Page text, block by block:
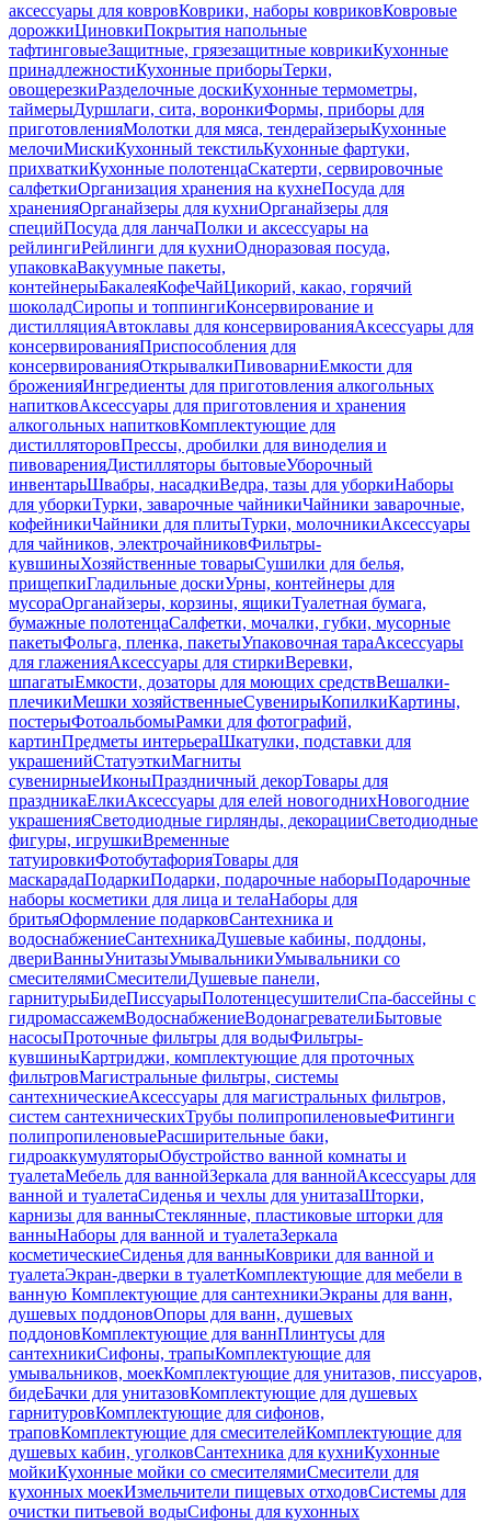
аксессуары для ковровКоврики, наборы ковриковКовровые
дорожкиЦиновкиПокрытия напольные
тафтинговыеЗащитные, грязезащитные коврикиКухонные
принадлежностиКухонные приборыТерки,
овощерезкиРазделочные доскиКухонные термометры,
таймерыДуршлаги, сита, воронкиФормы, приборы для
приготовленияМолотки для мяса, тендерайзерыКухонные
мелочиМискиКухонный текстильКухонные фартуки,
прихваткиКухонные полотенцаСкатерти, сервировочные
салфеткиОрганизация хранения на кухнеПосуда для
храненияОрганайзеры для кухниОрганайзеры для
специйПосуда для ланчаПолки и аксессуары на
рейлингиРейлинги для кухниОдноразовая посуда,
упаковкаВакуумные пакеты,
контейнерыБакалеяКофеЧайЦикорий, какао, горячий
шоколадСиропы и топпингиКонсервирование и
дистилляцияАвтоклавы для консервированияАксессуары для
консервированияПриспособления для
консервированияОткрывалкиПивоварниЕмкости для
броженияИнгредиенты для приготовления алкогольных
напитковАксессуары для приготовления и хранения
алкогольных напитковКомплектующие для
дистилляторовПрессы, дробилки для виноделия и
пивоваренияДистилляторы бытовыеУборочный
инвентарьШвабры, насадкиВедра, тазы для уборкиНаборы
для уборкиТурки, заварочные чайникиЧайники заварочные,
кофейникиЧайники для плитыТурки, молочникиАксессуары
для чайников, электрочайниковФильтры-
кувшиныХозяйственные товарыСушилки для белья,
прищепкиГладильные доскиУрны, контейнеры для
мусораОрганайзеры, корзины, ящикиТуалетная бумага,
бумажные полотенцаСалфетки, мочалки, губки, мусорные
пакетыФольга, пленка, пакетыУпаковочная тараАксессуары
для глаженияАксессуары для стиркиВеревки,
шпагатыЕмкости, дозаторы для моющих средствВешалки-
плечикиМешки хозяйственныеСувенирыКопилкиКартины,
постерыФотоальбомыРамки для фотографий,
картинПредметы интерьераШкатулки, подставки для
украшенийСтатуэткиМагниты
сувенирныеИконыПраздничный декорТовары для
праздникаЕлкиАксессуары для елей новогоднихНовогодние
украшенияСветодиодные гирлянды, декорацииСветодиодные
фигуры, игрушкиВременные
татуировкиФотобутафорияТовары для
маскарадаПодаркиПодарки, подарочные наборыПодарочные
наборы косметики для лица и телаНаборы для
бритьяОформление подарковСантехника и
водоснабжениеСантехникаДушевые кабины, поддоны,
двериВанныУнитазыУмывальникиУмывальники со
смесителямиСмесителиДушевые панели,
гарнитурыБидеПиссуарыПолотенцесушителиСпа-бассейны с
гидромассажемВодоснабжениеВодонагревателиБытовые
насосыПроточные фильтры для водыФильтры-
кувшиныКартриджи, комплектующие для проточных
фильтровМагистральные фильтры, системы
сантехническиеАксессуары для магистральных фильтров,
систем сантехническихТрубы полипропиленовыеФитинги
полипропиленовыеРасширительные баки,
гидроаккумуляторыОбустройство ванной комнаты и
туалетаМебель для ваннойЗеркала для ваннойАксессуары для
ванной и туалетаСиденья и чехлы для унитазаШторки,
карнизы для ванныСтеклянные, пластиковые шторки для
ванныНаборы для ванной и туалетаЗеркала
косметическиеСиденья для ванныКоврики для ванной и
туалетаЭкран-дверки в туалетКомплектующие для мебели в
ванную Комплектующие для сантехникиЭкраны для ванн,
душевых поддоновОпоры для ванн, душевых
поддоновКомплектующие для ваннПлинтусы для
сантехникиСифоны, трапыКомплектующие для
умывальников, моекКомплектующие для унитазов, писсуаров,
бидеБачки для унитазовКомплектующие для душевых
гарнитуровКомплектующие для сифонов,
траповКомплектующие для смесителейКомплектующие для
душевых кабин, уголковСантехника для кухниКухонные
мойкиКухонные мойки со смесителямиСмесители для
кухонных моекИзмельчители пищевых отходовСистемы для
очистки питьевой водыСифоны для кухонных